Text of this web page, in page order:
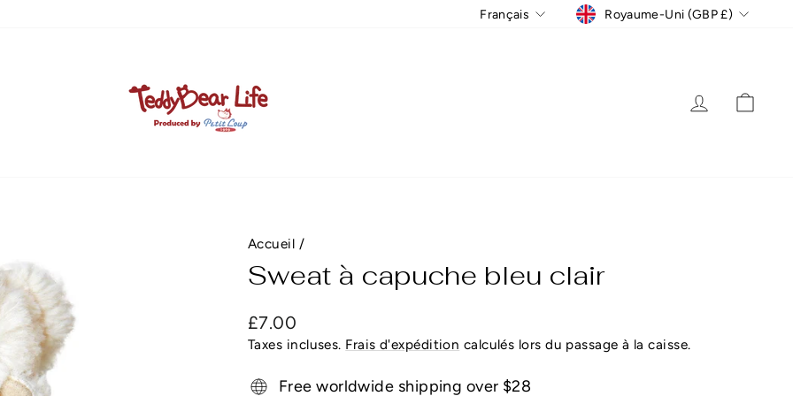
Langue
Français Devise
Royaume-Uni (GBP £)
Se
Accueil /
Sweat à capuche bleu clair
Prix
régulier
£7.00
Taxes incluses. Frais d'expédition calculés lors du passage à la caisse.
Free worldwide shipping over $28